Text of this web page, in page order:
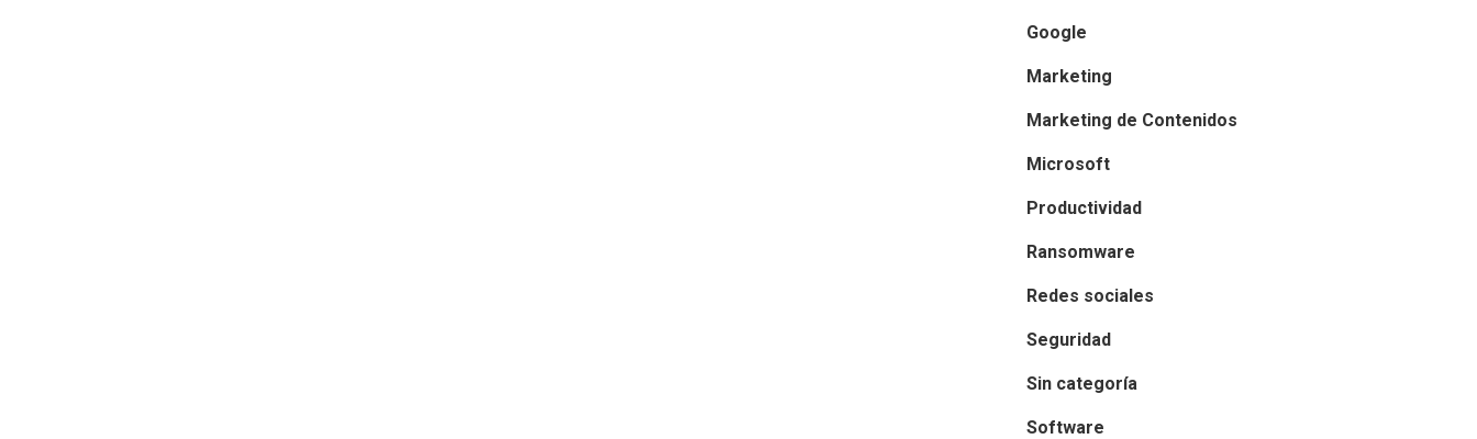
Google
Marketing
Marketing de Contenidos
Microsoft
Productividad
Ransomware
Redes sociales
Seguridad
Sin categoría
Software